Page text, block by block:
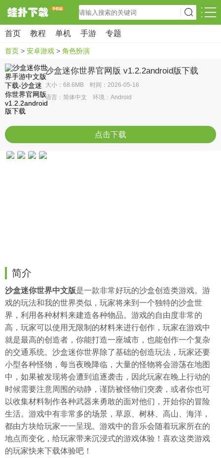
首页 教程 单机 手游 专题
首页 > 安卓游戏 > 角色扮演
沙盒迷你世界官网版 v1.2.2android版下载
大小：68.6MB 时间：2026-05-16
语言：简体中文 环境：Android
点击下载
简介
沙盒迷你世界中文版是一款非常好玩的沙盒创造类游戏。游
戏的玩法和我的世界类似，玩家将来到一个独特的沙盒世
界，利用各种材料来建造各种物品。游戏的自由度非常的
高，玩家可以使用无限制的材料来进行创作，玩家在游戏中
就是最高的创造者，你能打造一座城市，也能创作一个复杂
的交通系统。沙盒迷你世界除了基础的创造玩法，玩家还要
小型各种怪物，每当夜晚降临，大量的怪物将会游荡在地图
中，如果被发现将会遭到追逐袭击，因此玩家在晚上行动的
时候需要注意周围的动静，谨防被怪物们突袭，或者你也可
以收集材料制作各种武器来勇敢的面对他们，开始你的冒险
生活。游戏中有非常多的场景，草原、树林、高山、海洋，
都由方块给玩家一一呈现。游戏中的音乐会随着玩家所在的
地点而变化，给玩家带来沉浸式的游戏体验！喜欢这类游戏
的玩家快来下载体验吧！